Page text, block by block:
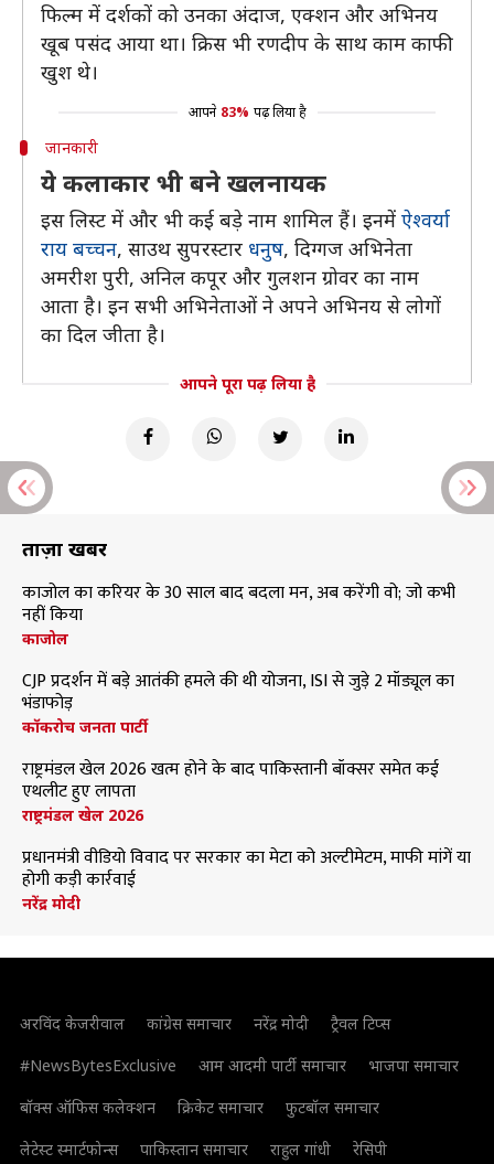
फिल्म में दर्शकों को उनका अंदाज, एक्शन और अभिनय
खूब पसंद आया था। क्रिस भी रणदीप के साथ काम काफी
खुश थे।
आपने 83% पढ़ लिया है
जानकारी
ये कलाकार भी बने खलनायक
इस लिस्ट में और भी कई बड़े नाम शामिल हैं। इनमें ऐश्वर्या
राय बच्चन, साउथ सुपरस्टार धनुष, दिग्गज अभिनेता
अमरीश पुरी, अनिल कपूर और गुलशन ग्रोवर का नाम
आता है। इन सभी अभिनेताओं ने अपने अभिनय से लोगों
का दिल जीता है।
आपने पूरा पढ़ लिया है
ताज़ा खबरें
काजोल का करियर के 30 साल बाद बदला मन, अब करेंगी वो; जो कभी
नहीं किया
काजोल
CJP प्रदर्शन में बड़े आतंकी हमले की थी योजना, ISI से जुड़े 2 मॉड्यूल का
भंडाफोड़
कॉकरोच जनता पार्टी
राष्ट्रमंडल खेल 2026 खत्म होने के बाद पाकिस्तानी बॉक्सर समेत कई
एथलीट हुए लापता
राष्ट्रमंडल खेल 2026
प्रधानमंत्री वीडियो विवाद पर सरकार का मेटा को अल्टीमेटम, माफी मांगें या
होगी कड़ी कार्रवाई
नरेंद्र मोदी
अरविंद केजरीवाल कांग्रेस समाचार नरेंद्र मोदी
ट्रैवल टिप्स
#NewsBytesExclusive
आम आदमी पार्टी समाचार
भाजपा समाचार
बॉक्स ऑफिस कलेक्शन
क्रिकेट समाचार
फुटबॉल समाचार
लेटेस्ट स्मार्टफोन्स
पाकिस्तान समाचार राहुल गांधी रेसिपी